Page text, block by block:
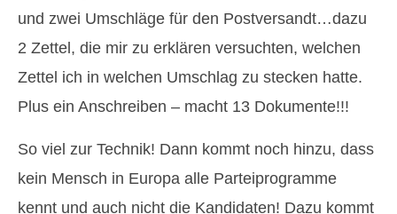
und zwei Umschläge für den Postversandt…dazu
2 Zettel, die mir zu erklären versuchten, welchen
Zettel ich in welchen Umschlag zu stecken hatte.
Plus ein Anschreiben – macht 13 Dokumente!!!
So viel zur Technik! Dann kommt noch hinzu, dass
kein Mensch in Europa alle Parteiprogramme
kennt und auch nicht die Kandidaten! Dazu kommt